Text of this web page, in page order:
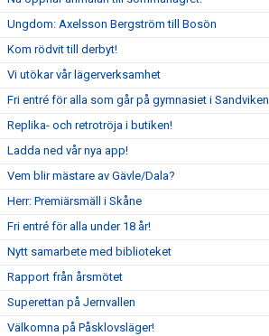
Ungdom: Axelsson Bergström till Bosön
Kom rödvit till derbyt!
Vi utökar vår lägerverksamhet
Fri entré för alla som går på gymnasiet i Sandviken
Replika- och retrotröja i butiken!
Ladda ned vår nya app!
Vem blir mästare av Gävle/Dala?
Herr: Premiärsmäll i Skåne
Fri entré för alla under 18 år!
Nytt samarbete med biblioteket
Rapport från årsmötet
Superettan på Jernvallen
Välkomna på Påsklovsläger!